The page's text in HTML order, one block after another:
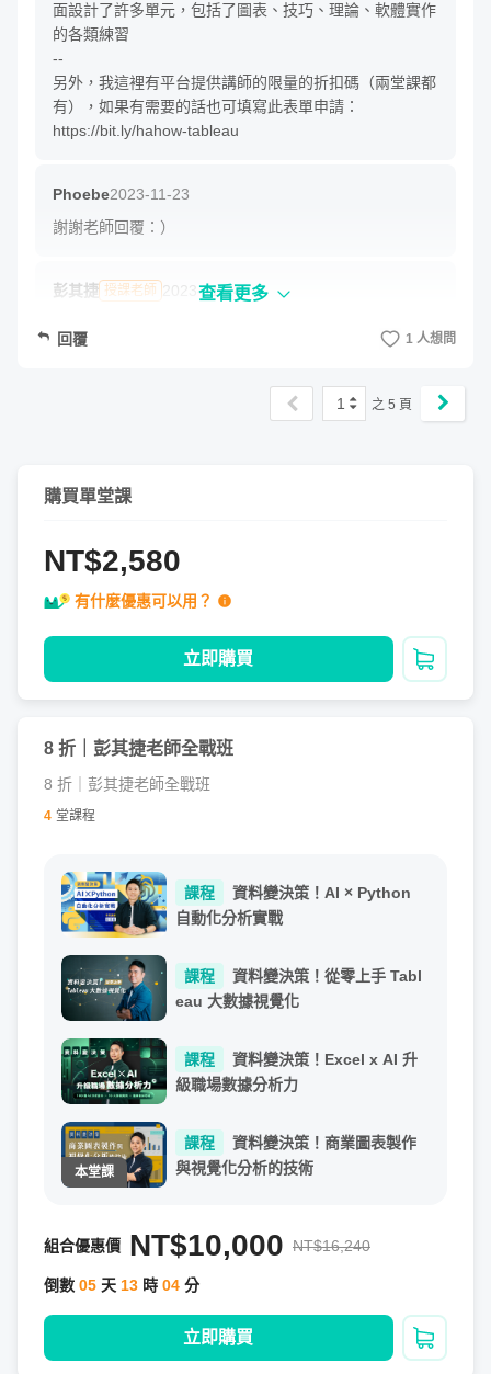
[博碩] Figma UI/UX設計技巧實戰：打造擬真介面原型
[五南] 大數據地圖與地理空間資料視覺化設計指南
[博碩] 大數據時代超吸睛視覺化工具與技術：Tableau
打造30個經典數據圖表
[博碩] 大數據時代超吸睛視覺化工具與技術：Tableau
[博碩] 大數據時代必學的超吸睛視覺化工具與技術：
Excel+Tableau成功晉升資料分析師
[博碩] 那些APP好用的祕密：黏住使用者的魅力&UX
[博碩] 成為一流的前端工程師 : 打造專業的UX網站
[博碩] 打造成功UI/UX的50個關鍵：用魔鬼的細節創造
大數據視覺化》，學生真實回饋！
✨ 滿滿的好口碑，來自優質課程設計、加上用心的講師！
⚡主軸一：用數據說故事的技巧
整堂課程是以「說出好故事」為核心，不論是製作報告，或
當你的演算法認為「你喜歡數據分析」後，通常更多資訊
就會往你的生活流入，然後就會有更多事情發生了！
---
希望我的分享有幫助～謝謝同學！
邱凡臻
面設計了許多單元，包括了圖表、技巧、理論、軟體實作
的各類練習
--
另外，我這裡有平台提供講師的限量的折扣碼（兩堂課都
有），如果有需要的話也可填寫此表單申請：
https://bit.ly/hahow-tableau
Phoebe2023-11-23
謝謝老師回覆：）
彭其捷 授課老師
2023-11-24
參考看看大概的課程介紹喔！
查看更多
回覆 1 人想問
1 之 5 頁
購買單堂課
NT$2,580
有什麼優惠可以用？
立即購買
8 折｜彭其捷老師全戰班
8 折｜彭其捷老師全戰班
4 堂課程
課程
資料變決策！AI × Python
自動化分析實戰
課程
資料變決策！從零上手 Tabl
eau 大數據視覺化
課程
資料變決策！Excel x AI 升
級職場數據分析力
課程
資料變決策！商業圖表製作
與視覺化分析的技術
組合優惠價 NT$10,000 NT$16,240
倒數 05 天 13 時 04 分
立即購買